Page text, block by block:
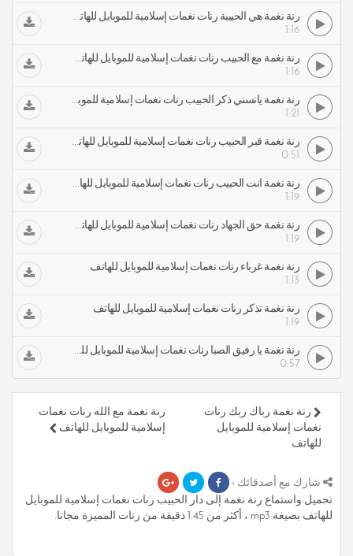
رنة نغمة هي الحبيبة رنات نغمات إسلامية للموبايل للهاتف
1:16
رنة نغمة مع الحبيب رنات نغمات إسلامية للموبايل للهاتف
1:16
رنة نغمة يآنسني ذكر الحبيب رنات نغمات إسلامية للموبايل للهاتف
1:21
رنة نغمة قبر الحبيب رنات نغمات إسلامية للموبايل للهاتف
0:51
رنة نغمة أنت الحبيب رنات نغمات إسلامية للموبايل للهاتف
1:19
رنة نغمة حق الجهاد رنات نغمات إسلامية للموبايل للهاتف
1:19
رنة نغمة غرباء رنات نغمات إسلامية للموبايل للهاتف
1:13
رنة نغمة تذكر رنات نغمات إسلامية للموبايل للهاتف
1:19
رنة نغمة يا رفيق الصبا رنات نغمات إسلامية للموبايل للهاتف
0:57
رنة نغمة مع الله رنات نغمات
إسلامية للموبايل للهاتف
رنة نغمة رباك ربك رنات
نغمات إسلامية للموبايل
للهاتف
شارك مع أصدقائك ›
تحميل واستماع رنة نغمة إلى دار الحبيب رنات نغمات إسلامية للموبايل
للهاتف بصيغة mp3 ، أكثر من 1.45 دقيقة من رنات المميزة مجانا.